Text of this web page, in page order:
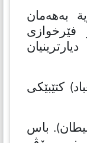
بەهەمان
فێرخوازی
كتێبێكی
باس